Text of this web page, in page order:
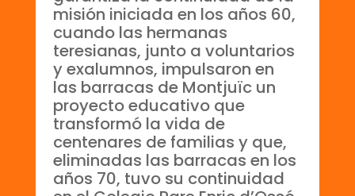
misión iniciada en los años 60,
cuando las hermanas
teresianas, junto a voluntarios
y exalumnos, impulsaron en
las barracas de Montjuïc un
proyecto educativo que
transformó la vida de
centenares de familias y que,
eliminadas las barracas en los
años 70, tuvo su continuidad